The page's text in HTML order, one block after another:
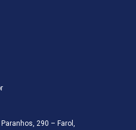
290 – Farol,